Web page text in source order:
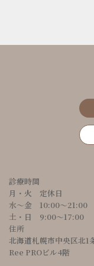
診療時間
月・火 定休日
水～金 10:00〜21:00
土・日 9:00〜17:00
住所
北海道札幌市中央区北1
Ree PROビル4階